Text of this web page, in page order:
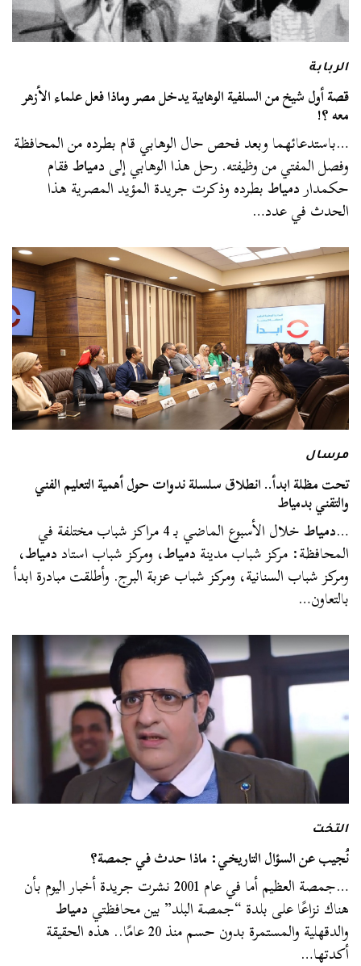
الربابة
قصة أول شيخ من السلفية الوهابية يدخل مصر وماذا فعل علماء الأزهر
معه ؟!
…باستدعائهما وبعد فحص حال الوهابي قام بطرده من المحافظة
وفصل المفتي من وظيفته. رحل هذا الوهابي إلىدمياطفقام
حكمداردمياطبطرده وذكرت جريدة المؤيد المصرية هذا
الحدث في عدد…
مرسال
تحت مظلة ابدأ.. انطلاق سلسلة ندوات حول أهمية التعليم الفني
والتقني بدمياط
…دمياط خلال الأسبوع الماضي بـ 4 مراكز شباب مختلفة في
المحافظة: مركز شباب مدينةدمياط، ومركز شباب استاددمياط،
ومركز شباب السنانية، ومركز شباب عزبة البرج. وأطلقت مبادرة ابدأ
بالتعاون…
التخت
نُجيب عن السؤال التاريخي: ماذا حدث في جمصة؟
…جمصة العظيم أما في عام 2001 نشرت جريدة أخبار اليوم بأن
هناك نزاعًا على بلدة “جمصة البلد” بين محافظتيدمياط
والدقهلية والمستمرة بدون حسم منذ 20 عامًا.. هذه الحقيقة
أكدتها…